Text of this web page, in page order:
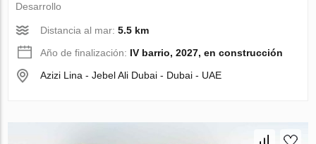
Desarrollo
Distancia al mar:5.5 km
Año de finalización: IV barrio, 2027, en construcción
Azizi Lina - Jebel Ali Dubai - Dubai - UAE